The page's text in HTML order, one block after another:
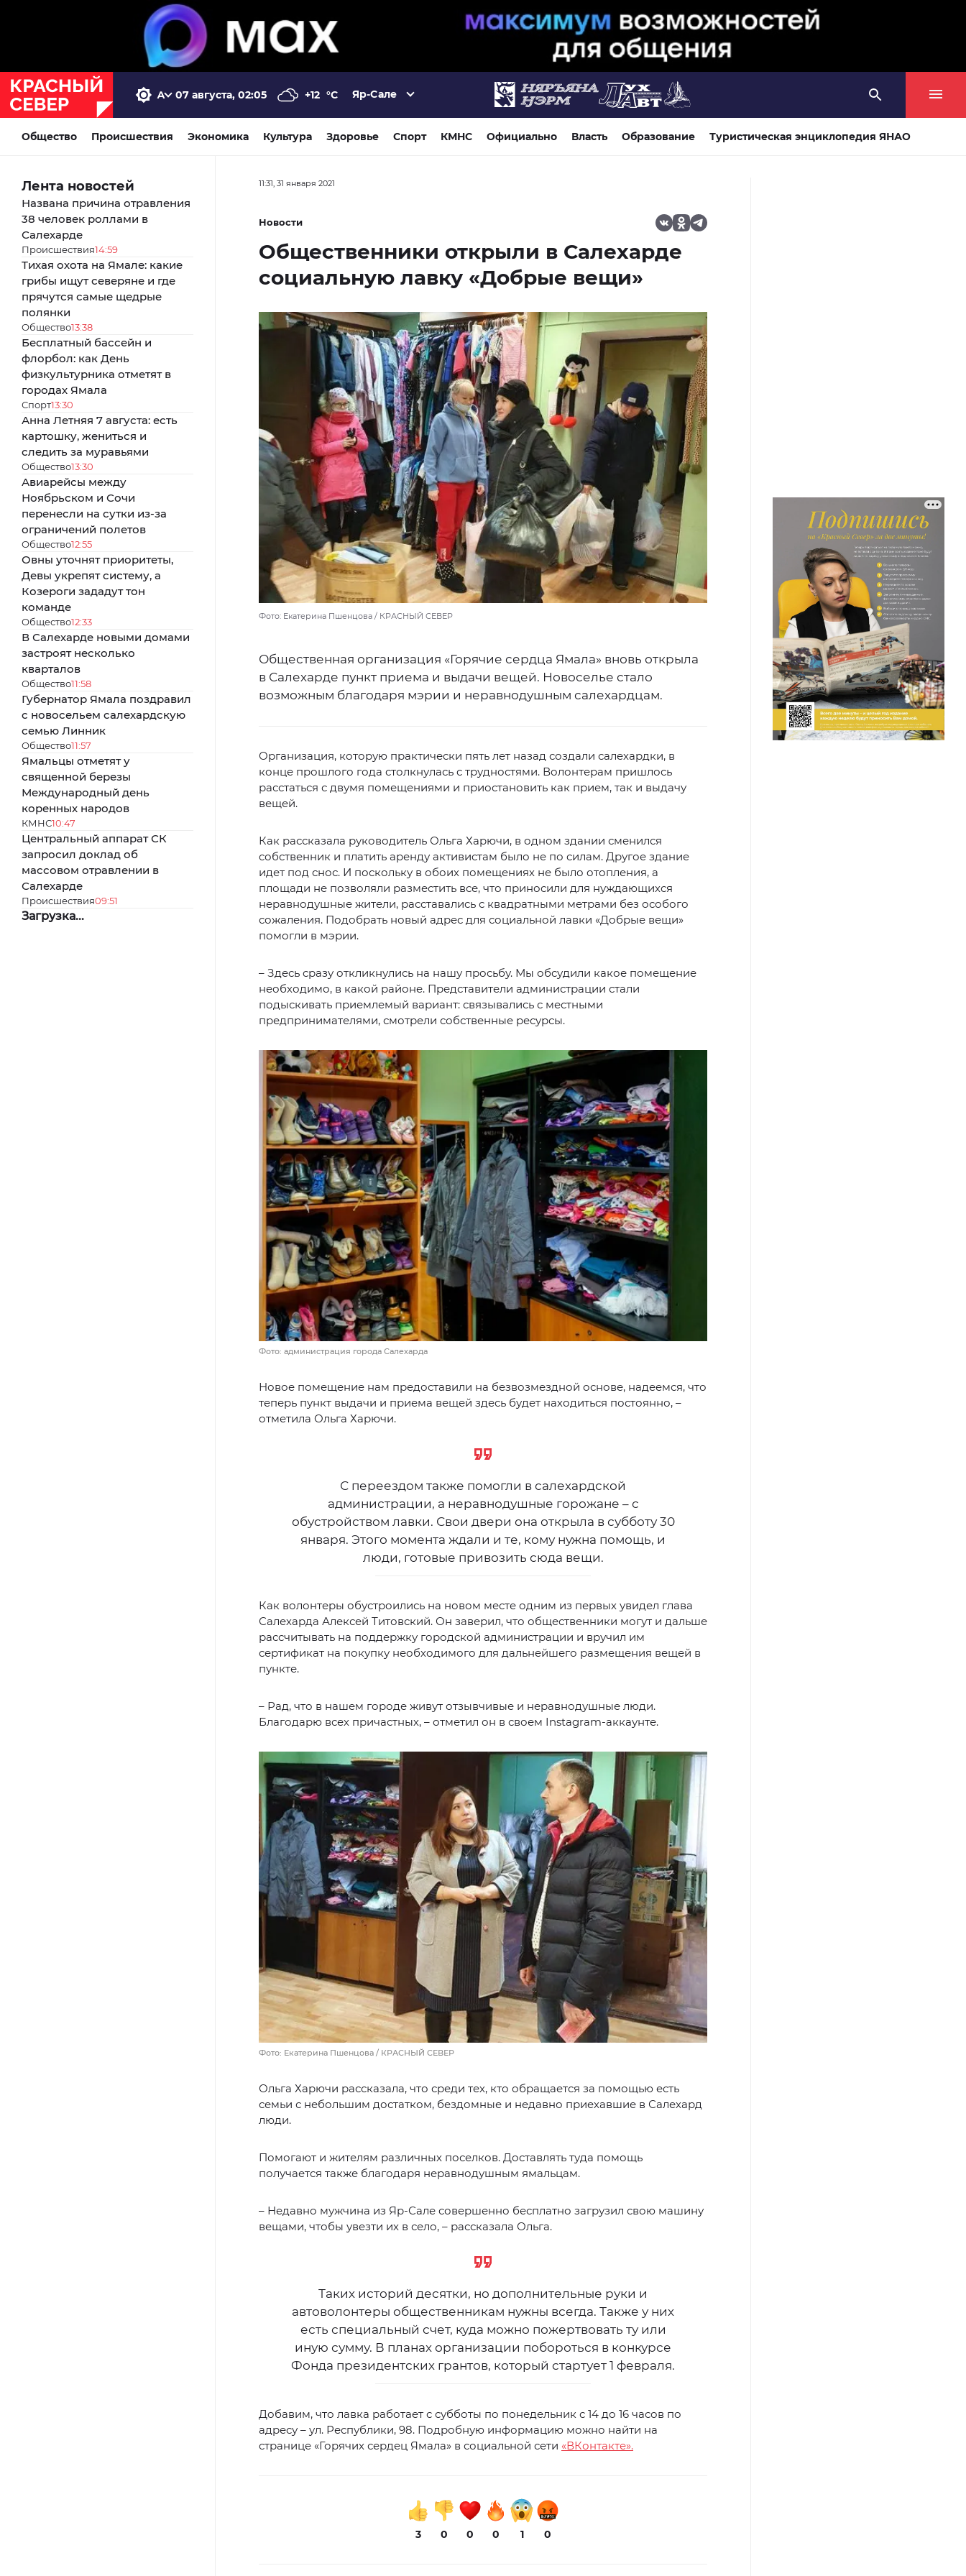
07 августа, 02:05 +12 °C Яр-Сале
Общество Происшествия Экономика Культура Здоровье Спорт КМНС Официально Власть Образование Туристическая энциклопедия ЯНАО
Лента новостей
Названа причина отравления
38 человек роллами в
Салехарде
Происшествия14:59
Тихая охота на Ямале: какие
грибы ищут северяне и где
прячутся самые щедрые
полянки
Общество13:38
Бесплатный бассейн и
флорбол: как День
физкультурника отметят в
городах Ямала
Спорт13:30
Анна Летняя 7 августа: есть
картошку, жениться и
следить за муравьями
Общество13:30
Авиарейсы между
Ноябрьском и Сочи
перенесли на сутки из-за
ограничений полетов
Общество12:55
Овны уточнят приоритеты,
Девы укрепят систему, а
Козероги зададут тон
команде
Общество12:33
В Салехарде новыми домами
застроят несколько
кварталов
Общество11:58
Губернатор Ямала поздравил
с новосельем салехардскую
семью Линник
Общество11:57
Ямальцы отметят у
священной березы
Международный день
коренных народов
КМНС10:47
Центральный аппарат СК
запросил доклад об
массовом отравлении в
Салехарде
Происшествия09:51
Загрузка...
11:31, 31 января 2021
Новости
Общественники открыли в Салехарде
социальную лавку «Добрые вещи»
Фото: Екатерина Пшенцова / КРАСНЫЙ СЕВЕР
Общественная организация «Горячие сердца Ямала» вновь открыла
в Салехарде пункт приема и выдачи вещей. Новоселье стало
возможным благодаря мэрии и неравнодушным салехардцам.
Организация, которую практически пять лет назад создали салехардки, в
конце прошлого года столкнулась с трудностями. Волонтерам пришлось
расстаться с двумя помещениями и приостановить как прием, так и выдачу
вещей.
Как рассказала руководитель Ольга Харючи, в одном здании сменился
собственник и платить аренду активистам было не по силам. Другое здание
идет под снос. И поскольку в обоих помещениях не было отопления, а
площади не позволяли разместить все, что приносили для нуждающихся
неравнодушные жители, расставались с квадратными метрами без особого
сожаления. Подобрать новый адрес для социальной лавки «Добрые вещи»
помогли в мэрии.
– Здесь сразу откликнулись на нашу просьбу. Мы обсудили какое помещение
необходимо, в какой районе. Представители администрации стали
подыскивать приемлемый вариант: связывались с местными
предпринимателями, смотрели собственные ресурсы.
Фото: администрация города Салехарда
Новое помещение нам предоставили на безвозмездной основе, надеемся, что
теперь пункт выдачи и приема вещей здесь будет находиться постоянно, –
отметила Ольга Харючи.
С переездом также помогли в салехардской
администрации, а неравнодушные горожане – с
обустройством лавки. Свои двери она открыла в субботу 30
января. Этого момента ждали и те, кому нужна помощь, и
люди, готовые привозить сюда вещи.
Как волонтеры обустроились на новом месте одним из первых увидел глава
Салехарда Алексей Титовский. Он заверил, что общественники могут и дальше
рассчитывать на поддержку городской администрации и вручил им
сертификат на покупку необходимого для дальнейшего размещения вещей в
пункте.
– Рад, что в нашем городе живут отзывчивые и неравнодушные люди.
Благодарю всех причастных, – отметил он в своем Instagram-аккаунте.
Фото: Екатерина Пшенцова / КРАСНЫЙ СЕВЕР
Ольга Харючи рассказала, что среди тех, кто обращается за помощью есть
семьи с небольшим достатком, бездомные и недавно приехавшие в Салехард
люди.
Помогают и жителям различных поселков. Доставлять туда помощь
получается также благодаря неравнодушным ямальцам.
– Недавно мужчина из Яр-Сале совершенно бесплатно загрузил свою машину
вещами, чтобы увезти их в село, – рассказала Ольга.
Таких историй десятки, но дополнительные руки и
автоволонтеры общественникам нужны всегда. Также у них
есть специальный счет, куда можно пожертвовать ту или
иную сумму. В планах организации побороться в конкурсе
Фонда президентских грантов, который стартует 1 февраля.
Добавим, что лавка работает с субботы по понедельник с 14 до 16 часов по
адресу – ул. Республики, 98. Подробную информацию можно найти на
странице «Горячих сердец Ямала» в социальной сети «ВКонтакте».
3 0 0 0 1 0